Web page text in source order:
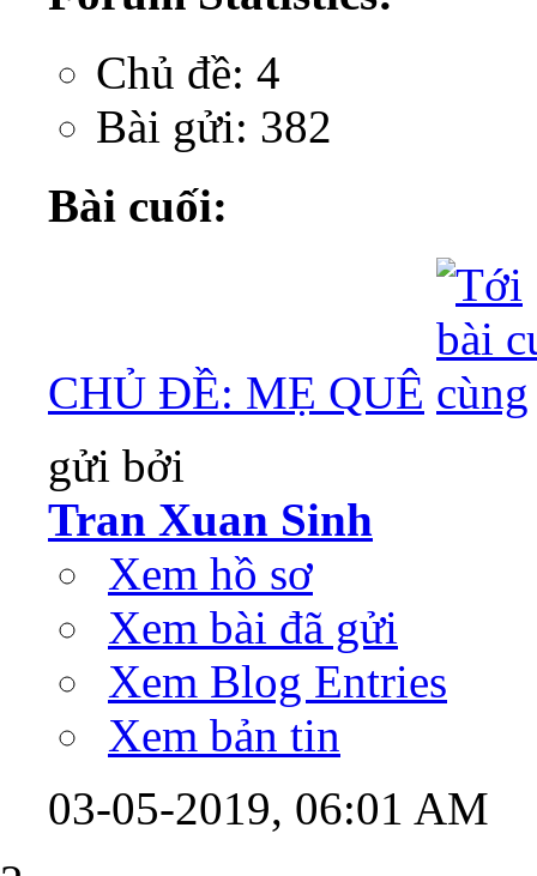
Chủ đề: 4
Bài gửi: 382
Bài cuối:
CHỦ ĐỀ: MẸ QUÊ
gửi bởi
Tran Xuan Sinh
Xem hồ sơ
Xem bài đã gửi
Xem Blog Entries
Xem bản tin
03-05-2019, 06:01 AM